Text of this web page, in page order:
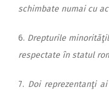
schimbate numai cu
6. Drepturile
respectate în statul
7. Doi reprezentanţi